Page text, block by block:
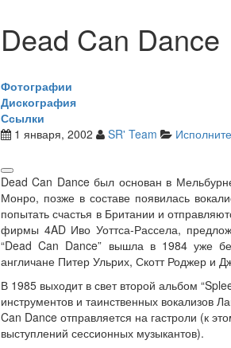
Dead Can Dance
Фотографии
Дискография
Ссылки
1 января, 2002
SR' Team
Dead Can Dance был основан в
Монро, позже в составе появилась
попытать счастья в Британии и
фирмы 4AD Иво Уоттса-Рассела,
“Dead Can Dance” вышла в 1984 уже
англичане Питер Ульрих, Скотт Роджер и
В 1985 выходит в свет второй альбом
инструментов и таинственных вокализов
Can Dance отправляется на гастроли (к
выступлений сессионных музыкантов).